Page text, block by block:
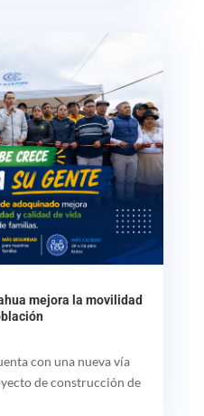
mejora la movilidad
con una nueva vía
de construcción de